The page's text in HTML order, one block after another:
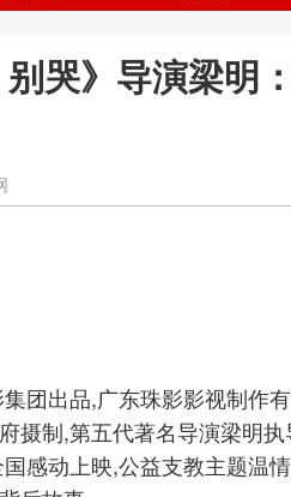
哭》导演梁明
团出品,广东珠影影视制作
摄制,第五代著名导演梁明
感动上映,公益支教主题温